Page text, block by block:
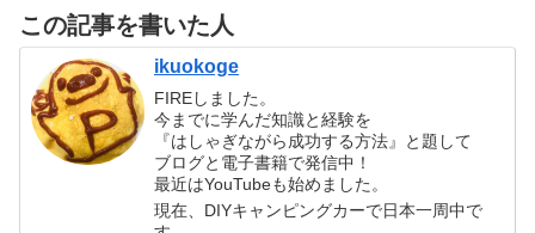
この記事を書いた人
ikuokoge
FIREしました。
今までに学んだ知識と経験を
『はしゃぎながら成功する方法』と題して
ブログと電子書籍で発信中！
最近はYouTubeも始めました。
現在、DIYキャンピングカーで日本一周中で